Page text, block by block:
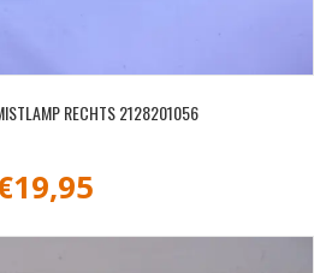
RECHTS 2128201056
19,95